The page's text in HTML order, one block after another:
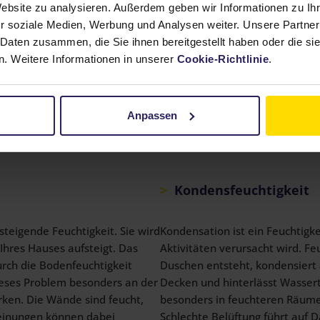
zu analysieren. Außerdem geben wir Informationen zu
soziale Medien, Werbung und Analysen weiter. Unsere
zusammen, die Sie ihnen bereitgestellt haben oder die
Weitere Informationen in unserer Cookie-Richtlinie.
Anpassen
KOSTENLOSE ANALYSE
Feuchtigkeitsprobleme, die Ihr
Feuchtigkeit. Sie wird
Hauses aufsteigt. Das
die Bodenfeuchtigkeit
Problem besonders an der
Die Wände sind feucht,
können dabei
Kondensfeuchtigkeit
Kondensation ist ein
Aktivitäten verursacht wird.
Duschen entsteht,
Decken und hinterlässt
besonders in feuchteren
Schlechte Belüftung führt auf